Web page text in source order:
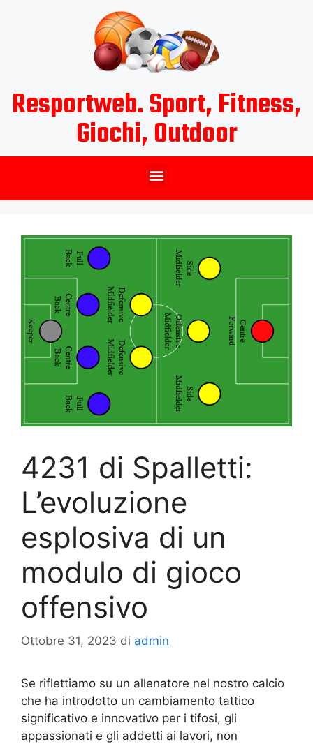
Resportweb. Sport, Fitness,
Giochi, Outdoor
4231 di Spalletti:
L’evoluzione
esplosiva di un
modulo di gioco
offensivo
Ottobre 31, 2023 di admin
Se riflettiamo su un allenatore nel nostro calcio
che ha introdotto un cambiamento tattico
significativo e innovativo per i tifosi, gli
appassionati e gli addetti ai lavori, non